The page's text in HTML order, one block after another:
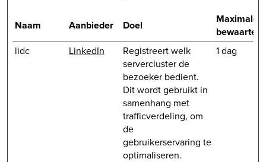
Naam Aanbieder Doel
Maximale
lidc LinkedIn
Registreert welk
servercluster de
bezoeker bedient.
Dit wordt gebruikt in
samenhang met
trafficverdeling, om
de
gebruikerservaring te
optimaliseren.
1 dag